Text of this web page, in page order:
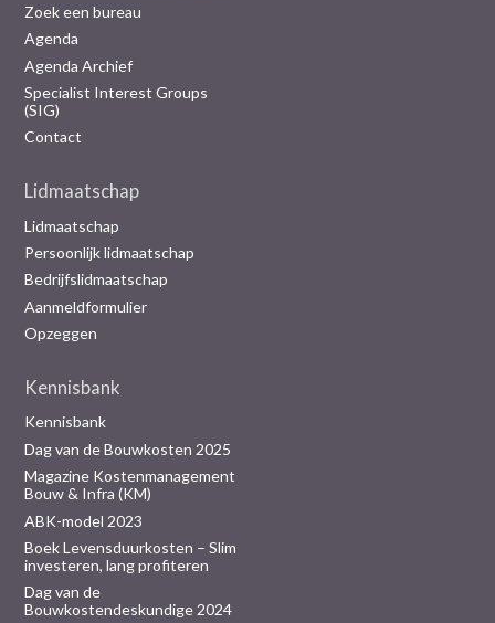
Zoek een bureau
Agenda
Agenda Archief
Specialist Interest Groups
(SIG)
Contact
Lidmaatschap
Lidmaatschap
Persoonlijk lidmaatschap
Bedrijfslidmaatschap
Aanmeldformulier
Opzeggen
Kennisbank
Kennisbank
Dag van de Bouwkosten 2025
Magazine Kostenmanagement
Bouw & Infra (KM)
ABK-model 2023
Boek Levensduurkosten – Slim
investeren, lang profiteren
Dag van de
Bouwkostendeskundige 2024